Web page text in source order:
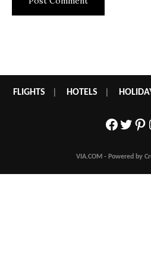
FLIGHTS HOTELS
VIA.COM - Powered by